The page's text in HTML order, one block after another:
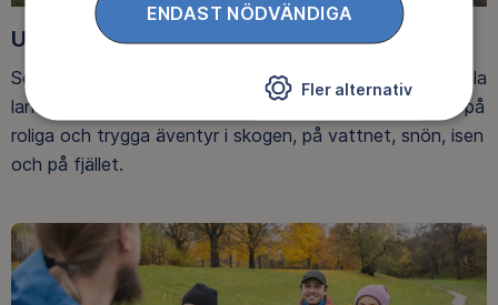
Upptäck nya äventyr
Som medlem har du tillgång till alla våra äventyr, över hela
landet. Våra ideella ledare guidar barn, unga och vuxna på
roliga och trygga äventyr i skogen, på vattnet, snön, isen
och på fjället.
ENDAST NÖDVÄNDIGA
Fler alternativ